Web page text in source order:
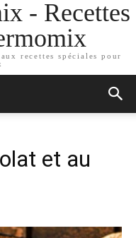
- Recettes
recettes spéciales pour
et au